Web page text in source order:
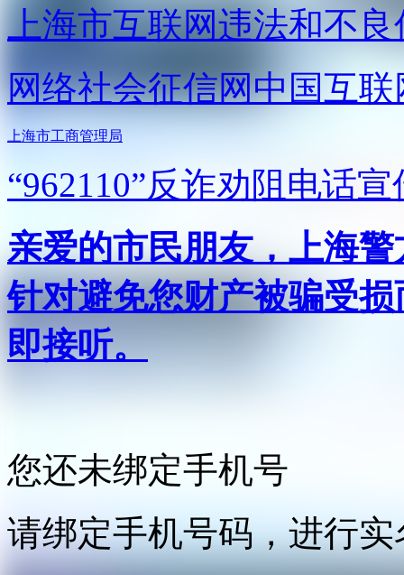
上海市互联网违法和不
网络社会征信网中国互
上海市工商管理局
“962110”反诈劝阻电话宣
亲爱的市民朋友，上海
针对避免您财产被骗受
即接听。
您还未绑定手机号
请绑定手机号码，进行